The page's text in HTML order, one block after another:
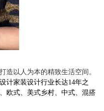
造以人为本的精致生活空间。
计家装设计行业长达14年之
欧式、美式乡村、中式、混搭